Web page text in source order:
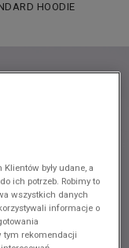
HOODIE
były udane, a
ich potrzeb. Robimy to
wszystkich danych
informacje o
tym rekomendacji